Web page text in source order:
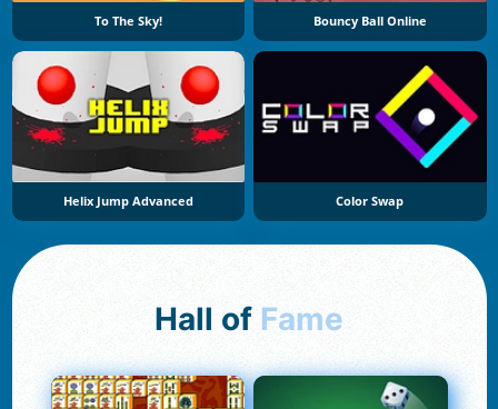
To The Sky! Bouncy Ball Online
Helix Jump Advanced Color Swap
Hall of Fame